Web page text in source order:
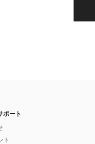
ポート
ト